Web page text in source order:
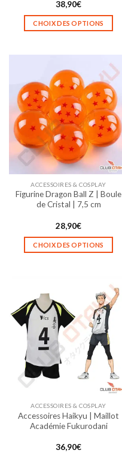
38,90€
CHOIX DES OPTIONS
plusieurs
variations.
Les
options
peuvent
être
choisies
sur
la
page
du
ACCESSOIRES & COSPLAY
Figurine Dragon Ball Z | Boule
de Cristal | 7,5 cm
28,90€
CHOIX DES OPTIONS
plusieurs
variations.
Les
options
peuvent
choisies
page
du
ACCESSOIRES & COSPLAY
Accessoires Haikyu | Maillot
Académie Fukurodani
36,90€